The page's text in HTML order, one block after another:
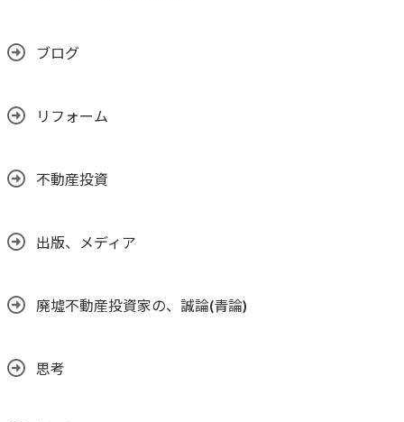
ブログ
リフォーム
不動産投資
出版、メディア
廃墟不動産投資家の、誠論(青論)
思考